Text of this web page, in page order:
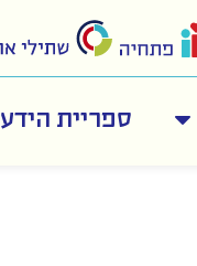
ספריית הידע